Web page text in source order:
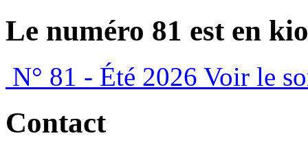
Le numéro 81 est en
N° 81 - Été 2026 Voir le
Contact